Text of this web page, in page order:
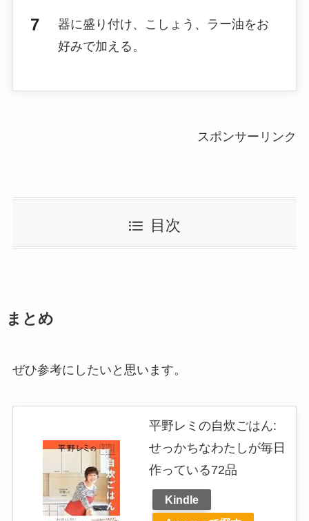
器に盛り付け、こしょう、ラー油をお
好みで加える。
スポンサーリンク
目次
まとめ
ぜひ参考にしたいと思います。
平野レミの自炊ごはん:
せっかちなわたしが毎日
作っている72品
Kindle